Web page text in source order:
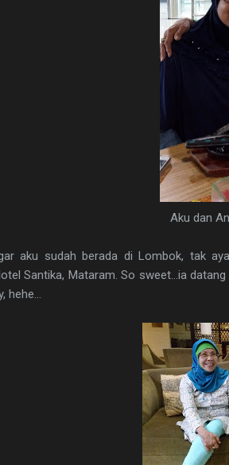
Aku dan
aku sudah berada di Lombok, tak
Santika, Mataram. So sweet...ia